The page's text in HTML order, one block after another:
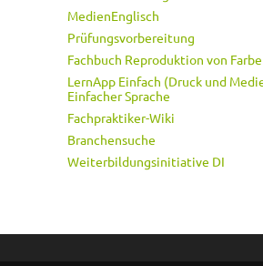
MedienEnglisch
Prüfungsvorbereitung
Fachbuch Reproduktion von Farbe
LernApp Einfach (Druck und
Einfacher Sprache
Fachpraktiker-Wiki
Branchensuche
Weiterbildungsinitiative DI